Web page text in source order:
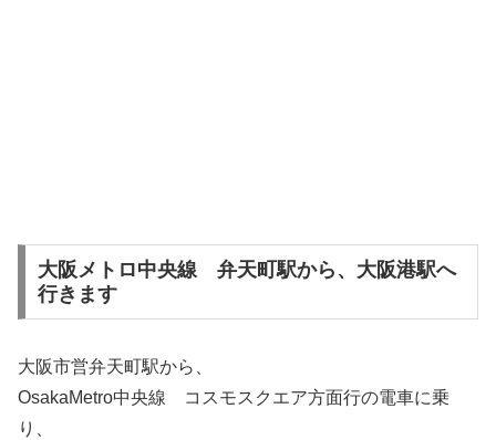
大阪メトロ中央線 弁天町駅から、大阪港駅へ
行きます
大阪市営弁天町駅から、
OsakaMetro中央線 コスモスクエア方面行の電車に乗
り、